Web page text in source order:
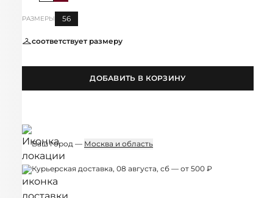
РАЗМЕРЫ 56
соответствует размеру
ДОБАВИТЬ В КОРЗИНУ
Ваш город — Москва и область
Курьерская доставка, 08 августа, сб — от 500 ₽